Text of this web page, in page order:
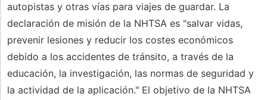
autopistas y otras vías para viajes de guardar. La
declaración de misión de la NHTSA es "salvar vidas,
prevenir lesiones y reducir los costes económicos
debido a los accidentes de tránsito, a través de la
educación, la investigación, las normas de seguridad y
la actividad de la aplicación." El objetivo de la NHTSA